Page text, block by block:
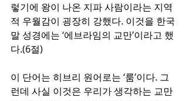
렇기에 왕이 나온 지파 사람이라는 지역
적 우월감이 굉장히 강했다. 이것을 한국
말 성경에는 ‘에브라임의 교만’이라고 했
다.(6절)
이 단어는 히브리 원어로는 ‘룸’이다. 그
런데 사실 이것은 우리가 생각하는 교만